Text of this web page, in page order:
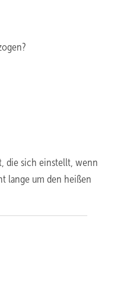
die sich einstellt, wenn
lange um den heißen